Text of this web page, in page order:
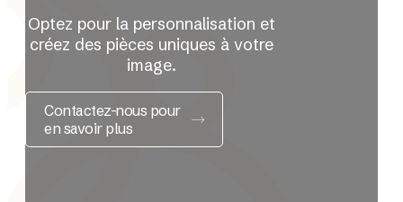
Optez pour la personnalisation et
créez des pièces uniques à votre
image.
Contactez-nous pour
en savoir plus